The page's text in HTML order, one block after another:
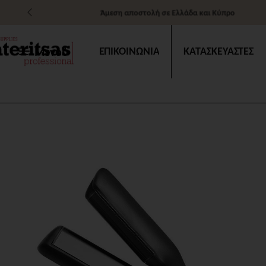
Άμεση αποστολή σε Ελλάδα και Κύπρο
Μενού ΕΠΙΚΟΙΝΩΝΙΑ ΚΑΤΑΣΚΕΥΑΣΤΕΣ